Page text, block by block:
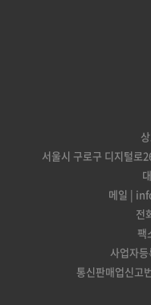
서울시 구로구 디지털로
메일 |
전
팩
사업자
통신판매업신고